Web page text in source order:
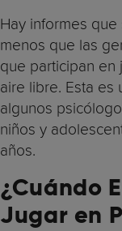
Hay informes
menos que las
que participan en
aire libre. Esta es
algunos
niños y
años.
¿Cuándo
Jugar en